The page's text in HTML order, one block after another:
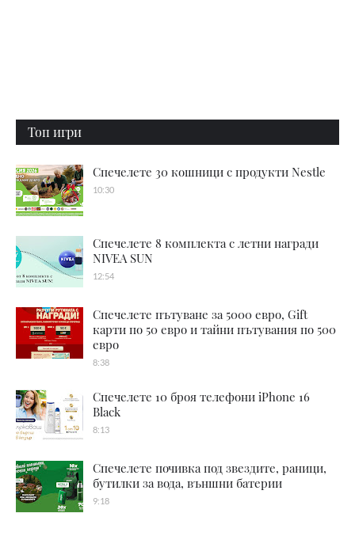
Топ игри
Спечелете 30 кошници с продукти Nestle
10:30
Спечелете 8 комплекта с летни награди
NIVEA SUN
12:54
Спечелете пътуване за 5000 евро, Gift
карти по 50 евро и тайни пътувания по 500
евро
8:38
Спечелете 10 броя телефони iPhone 16
Black
8:13
Спечелете почивка под звездите, раници,
бутилки за вода, външни батерии
9:18